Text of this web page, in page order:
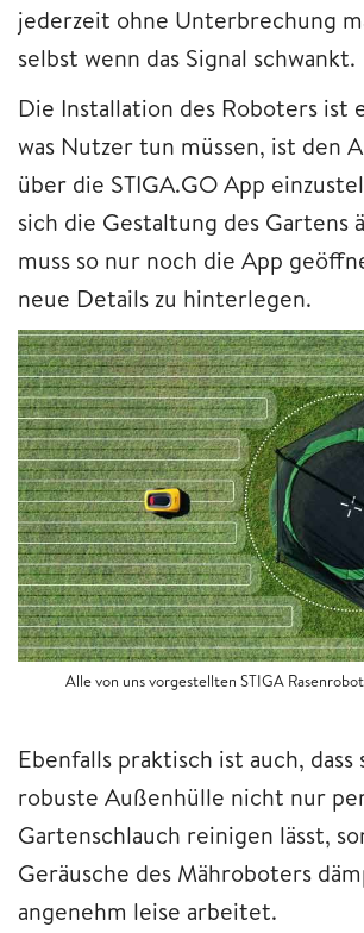
jederzeit ohne Unterbrechung
selbst wenn das Signal schwankt.
Die Installation des Roboters ist
was Nutzer tun müssen, ist den
über die STIGA.GO App
sich die Gestaltung des Gartens
muss so nur noch die App
neue Details zu hinterlegen.
Alle von uns vorgestellten STIGA
Ebenfalls praktisch ist auch, dass
robuste Außenhülle nicht nur
Gartenschlauch reinigen lässt,
Geräusche des Mähroboters
angenehm leise arbeitet.